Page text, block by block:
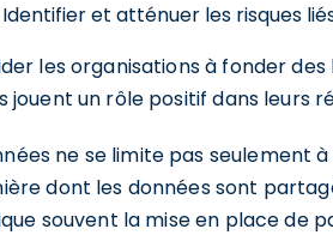
Identifier et atténuer les risques
les organisations à fonder
jouent un rôle positif dans leurs
ne se limite pas seulement
dont les données sont
souvent la mise en place de